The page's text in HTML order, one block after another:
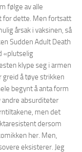
følge av alle
for dette. Men fortsatt
årsak i vaksinen, så
Sudden Adult Death
«plutselig
klype seg i armen
greid å tøye strikken
begynt å anta form
andre absurditeter
men det
dersom
her. Men,
eksisterer. Jeg